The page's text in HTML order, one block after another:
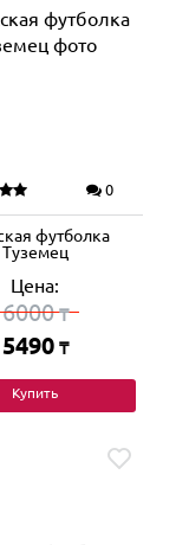
0
футболка
Туземец
Цена:
6000₸
5490 ₸
Купить